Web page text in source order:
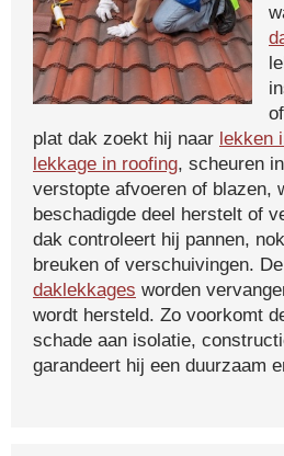
plat dak zoekt hij naar lekken
lekkage in roofing, scheuren
verstopte afvoeren of blazen,
beschadigde deel herstelt of
dak controleert hij pannen,
breuken of verschuivingen.
daklekkages worden
wordt hersteld. Zo voorkomt
schade aan isolatie,
garandeert hij een duurzaam